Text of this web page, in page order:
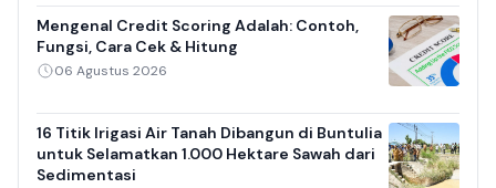
Mengenal Credit Scoring Adalah: Contoh,
Fungsi, Cara Cek & Hitung
06 Agustus 2026
16 Titik Irigasi Air Tanah Dibangun di Buntulia
untuk Selamatkan 1.000 Hektare Sawah dari
Sedimentasi